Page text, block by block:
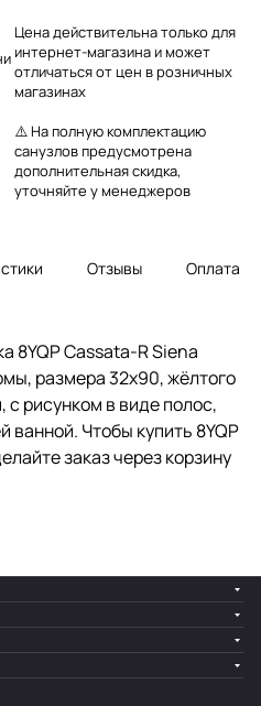
Цена действительна только для
интернет-магазина и может
отличаться от цен в розничных
магазинах
⚠️ На полную комплектацию
санузлов предусмотрена
дополнительная скидка,
уточняйте у менеджеров
Отзывы Оплата
8YQP Cassata-R Siena
размера 32x90, жёлтого
рисунком в виде полос,
Чтобы купить 8YQP
заказ через корзину